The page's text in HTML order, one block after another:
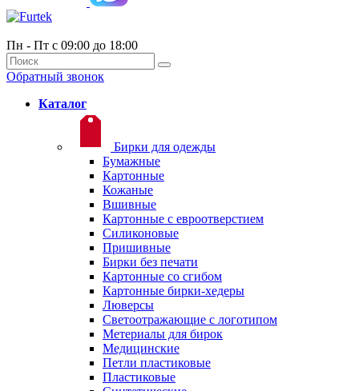
Пн - Пт с 09:00 до 18:00
Обратный звонок
Каталог
Бирки для одежды
Бумажные
Картонные
Кожаные
Вшивные
Картонные с евроотверстием
Силиконовые
Пришивные
Бирки без печати
Картонные со сгибом
Картонные бирки-хедеры
Люверсы
Светоотражающие с логотипом
Метериалы для бирок
Медицинские
Петли пластиковые
Пластиковые